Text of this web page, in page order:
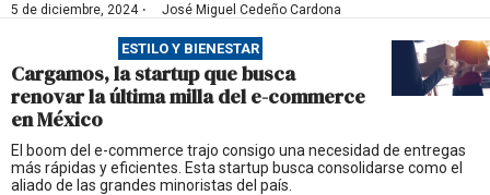
5 de diciembre, 2024· José Miguel Cedeño Cardona
ESTILO Y BIENESTAR
Cargamos, la startup que busca
renovar la última milla del e-commerce
en México
El boom del e-commerce trajo consigo una necesidad de entregas
más rápidas y eficientes. Esta startup busca consolidarse como el
aliado de las grandes minoristas del país.